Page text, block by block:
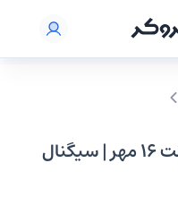
تحلیل تکنیکال قیمت نفت برنت ۱۶ مهر | سیگنال